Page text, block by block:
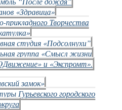
«Здравица»
Творчества
студия «Подсолнухи”
группа «Смысл жизни
и «Экспромт».
замок»
Гурьевского городского